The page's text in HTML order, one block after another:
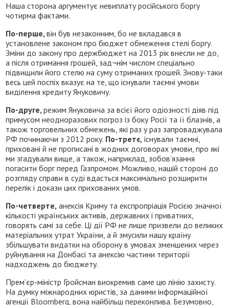
Наша сторона аргументує невиплату російського боргу
чотирма фактами.
По-перше,він був незаконним, бо не вкладався в
установлене законом про бюджет обмеження стелі боргу.
Зміни до закону про держбюджет на 2013 рік внесли не до,
а після отримання грошей, зад¬нім числом спеціально
підвищили його стелю на суму отриманих грошей. Знову-таки
весь цей поспіх вказує на те, що існували таємні умови
виділення кредиту Януковичу.
По-друге,режим Януковича за всієї його одіозності діяв під
примусом неодноразових погроз із боку Росії та її блазнів, а
також торговельних обмежень, які раз у раз запроваджувала
РФ починаючи з 2012 року. По-третє, існували таємні,
приховані й не прописані в жодних договорах умови, про які
ми згадували вище, а також, наприклад, зобов’язання
погасити борг перед Газпромом. Можливо, нашій стороні до
розгляду справи в суді вдасться максимально розширити
перелік і докази цих прихованих умов.
По-четверте, анексія Криму та експропріація Росією значної
кількості українських активів, державних і приватних,
говорять самі за себе. Ці дії РФ не лише призвели до великих
матеріальних утрат України, а й змусили нашу країну
збільшувати видатки на оборону в умовах зменшених через
руйнування на Донбасі та анексію частини території
надходжень до бюджету.
Прем’єр-міністр Гройсман виокремив саме цю лінію захисту.
На думку міжнародних юристів, за даними інформаційної
агенції Bloomberg, вона найбільш переконлива. Безумовно,